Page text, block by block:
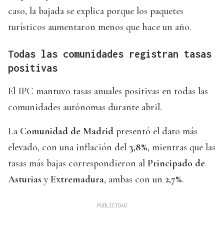
caso, la bajada se explica porque los paquetes
turísticos aumentaron menos que hace un año.
Todas las comunidades registran tasas
positivas
El IPC mantuvo tasas anuales positivas en todas las
comunidades autónomas durante abril.
La Comunidad de Madrid presentó el dato más
elevado, con una inflación del 3,8%, mientras que las
tasas más bajas correspondieron al Principado de
Asturias yExtremadura, ambas con un 2,7%.